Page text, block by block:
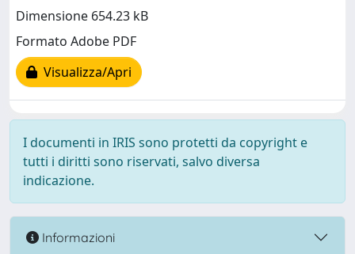
Dimensione 654.23 kB
Formato Adobe PDF
Visualizza/Apri
I documenti in IRIS sono protetti da copyright e
tutti i diritti sono riservati, salvo diversa
indicazione.
Informazioni